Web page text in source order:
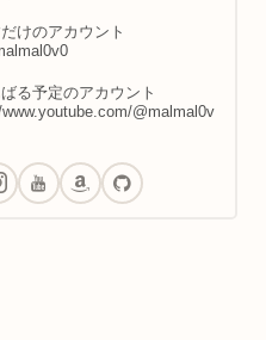
けのアカウント
る予定のアカウント
@malmal0v